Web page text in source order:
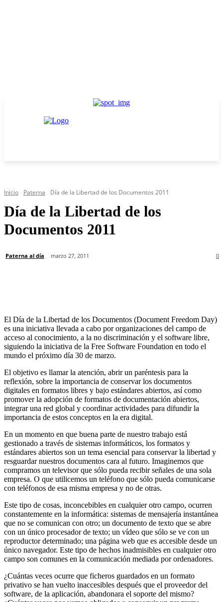
Inicio Paterna Día de la Libertad de los Documentos 2011
Día de la Libertad de los
Documentos 2011
Paterna al día marzo 27, 2011 0
El Día de la Libertad de los Documentos (Document Freedom Day)
es una iniciativa llevada a cabo por organizaciones del campo de
acceso al conocimiento, a la no discriminación y el software libre,
siguiendo la iniciativa de la Free Software Foundation en todo el
mundo el próximo día 30 de marzo.
El objetivo es llamar la atención, abrir un paréntesis para la
reflexión, sobre la importancia de conservar los documentos
digitales en formatos libres y bajo estándares abiertos, así como
promover la adopción de formatos de documentación abiertos,
integrar una red global y coordinar actividades para difundir la
importancia de estos conceptos en la era digital.
En un momento en que buena parte de nuestro trabajo está
gestionado a través de sistemas informáticos, los formatos y
estándares abiertos son un tema esencial para conservar la libertad y
resguardar nuestros documentos cara al futuro. Imaginemos que
compramos un televisor que sólo pueda recibir señales de una sola
empresa. O que utilicemos un teléfono que sólo pueda comunicarse
con teléfonos de esa misma empresa y no de otras.
Este tipo de cosas, inconcebibles en cualquier otro campo, ocurren
constantemente en la informática: sistemas de mensajería instantánea
que no se comunican con otro; un documento de texto que se abre
con un único procesador de texto; un vídeo que sólo se ve con un
reproductor determinado; una página web que es accesible desde un
único navegador. Este tipo de hechos inadmisibles en cualquier otro
campo son comunes en la comunicación mediada por ordenadores.
¿Cuántas veces ocurre que ficheros guardados en un formato
privativo se han vuelto inaccesibles después que el proveedor del
software, de la aplicación, abandonara el soporte del mismo?